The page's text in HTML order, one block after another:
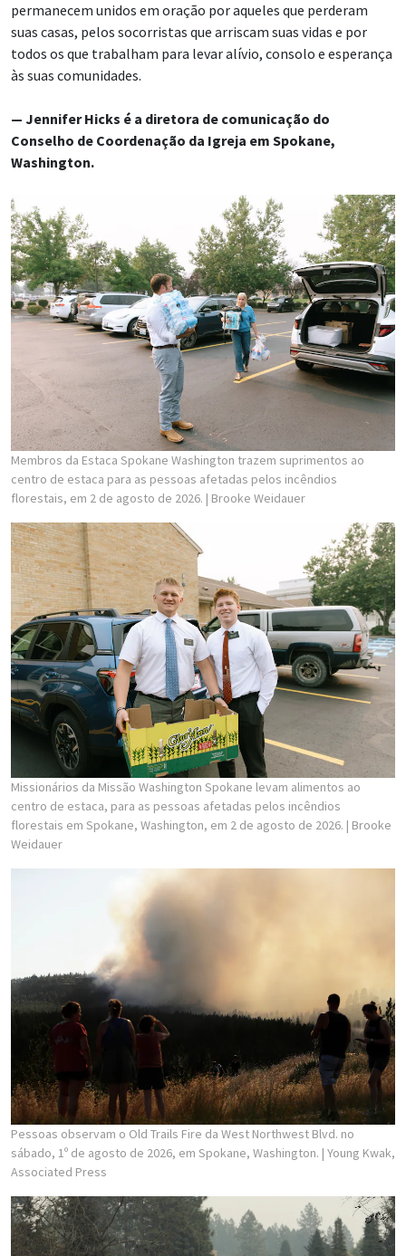
permanecem unidos em oração por aqueles que perderam
suas casas, pelos socorristas que arriscam suas vidas e por
todos os que trabalham para levar alívio, consolo e esperança
às suas comunidades.
— Jennifer Hicks é a diretora de comunicação do
Conselho de Coordenação da Igreja em Spokane,
Washington.
Membros da Estaca Spokane Washington trazem suprimentos ao
centro de estaca para as pessoas afetadas pelos incêndios
florestais, em 2 de agosto de 2026. | Brooke Weidauer
Missionários da Missão Washington Spokane levam alimentos ao
centro de estaca, para as pessoas afetadas pelos incêndios
florestais em Spokane, Washington, em 2 de agosto de 2026. | Brooke
Weidauer
Pessoas observam o Old Trails Fire da West Northwest Blvd. no
sábado, 1º de agosto de 2026, em Spokane, Washington. | Young Kwak,
Associated Press